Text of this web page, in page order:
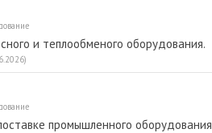
и теплообменого оборудования.
промышленного оборудования